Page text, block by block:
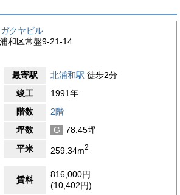
クヤビル
和区常盤9-21-14
最寄駅 北浦和駅 徒歩2分
竣工
1991年
階数
2階
坪数
G
78.45坪
平米
259.34m2
賃料
816,000円
(10,402円)